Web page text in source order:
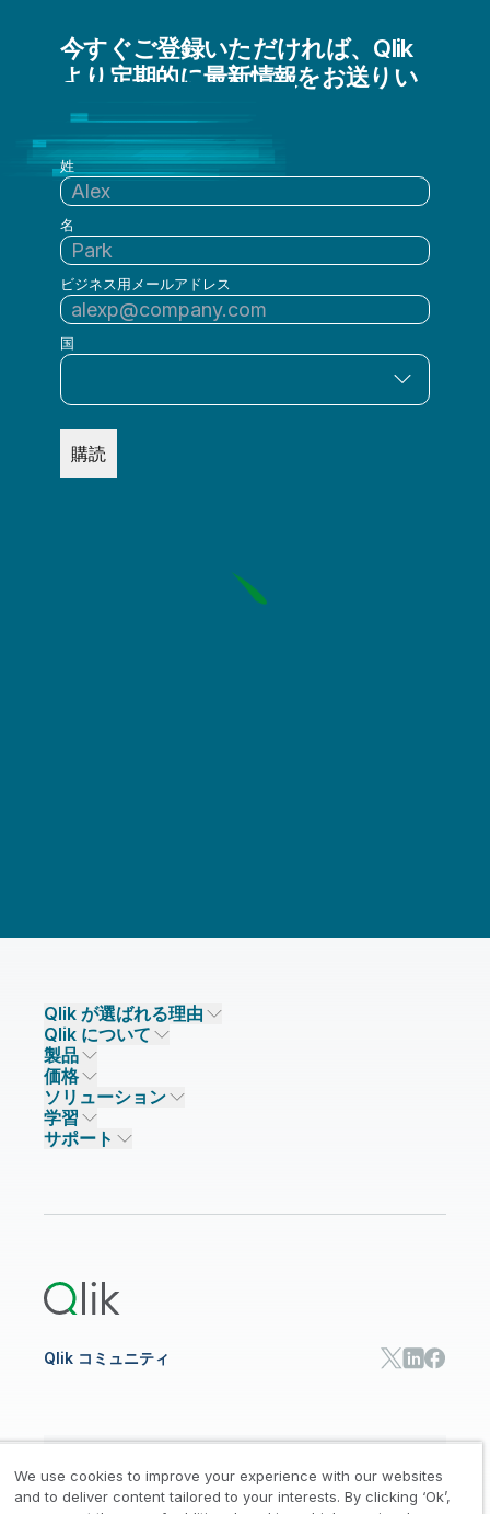
今すぐご登録いただければ、Qlik
より定期的に最新情報をお送りい
姓
名
ビジネス用メールアドレス
国
購読
Qlik が選ばれる理由
Qlik が選ばれる理由
信頼とセキュリティ
信頼とプライバシー
信頼と AI
主なテクノロジーパートナー
データソースとターゲット
Qlik について
企業情報
採用情報
ニュースルーム
事業所 / 連絡先
製品
データ統合とデータ品質
Qlik Talend
Qlik Talend Cloud
Talend Data Fabric
価格
データ統合
データ分析
AI / 機械学習
ソリューション
ソリューションパートナー
パートナー検索
学習
イベント
サポート
Qlik コミュニティ
We use cookies to improve your experience with our websites
and to deliver content tailored to your interests. By clicking ‘Ok’,